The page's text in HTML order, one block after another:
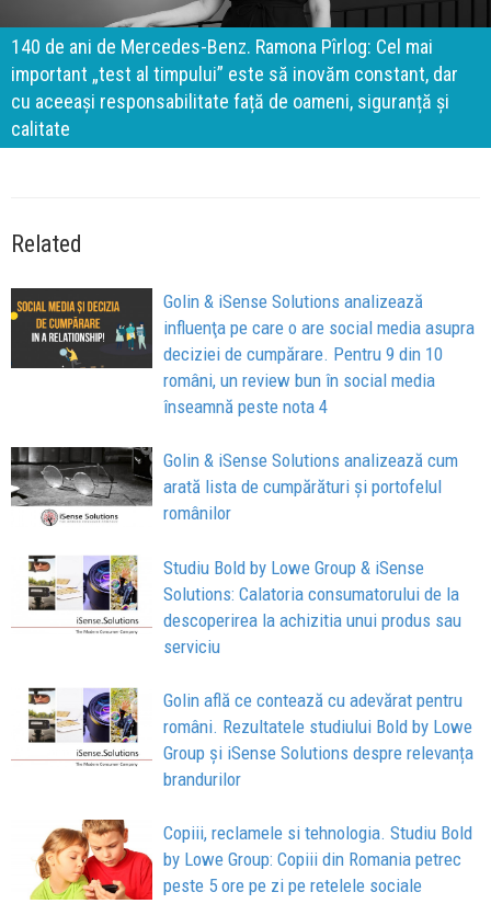
140 de ani de Mercedes-Benz. Ramona Pîrlog: Cel mai
important „test al timpului” este să inovăm constant, dar
cu aceeași responsabilitate față de oameni, siguranță și
calitate
Related
Golin & iSense Solutions analizează
influenţa pe care o are social media asupra
deciziei de cumpărare. Pentru 9 din 10
români, un review bun în social media
înseamnă peste nota 4
Golin & iSense Solutions analizează cum
arată lista de cumpărături și portofelul
românilor
Studiu Bold by Lowe Group & iSense
Solutions: Calatoria consumatorului de la
descoperirea la achizitia unui produs sau
serviciu
Golin află ce contează cu adevărat pentru
români. Rezultatele studiului Bold by Lowe
Group și iSense Solutions despre relevanța
brandurilor
Copiii, reclamele si tehnologia. Studiu Bold
by Lowe Group: Copiii din Romania petrec
peste 5 ore pe zi pe retelele sociale